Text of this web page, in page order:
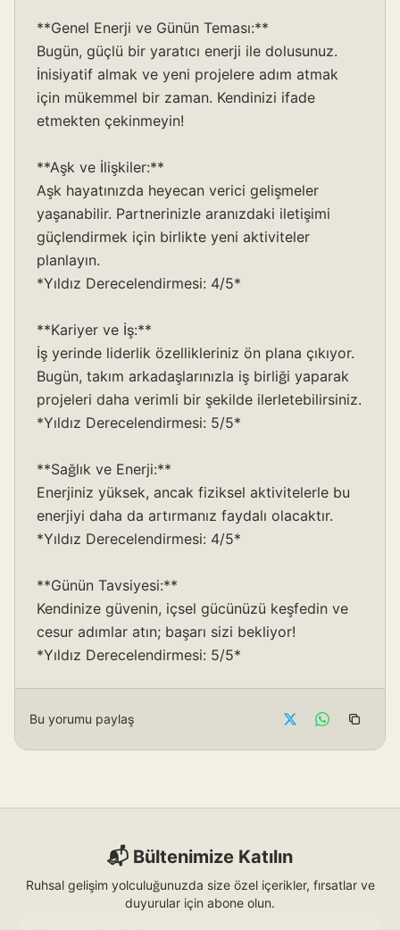
**Genel Enerji ve Günün Teması:**
Bugün, güçlü bir yaratıcı enerji ile dolusunuz.
İnisiyatif almak ve yeni projelere adım atmak
için mükemmel bir zaman. Kendinizi ifade
etmekten çekinmeyin!
**Aşk ve İlişkiler:**
Aşk hayatınızda heyecan verici gelişmeler
yaşanabilir. Partnerinizle aranızdaki iletişimi
güçlendirmek için birlikte yeni aktiviteler
planlayın.
*Yıldız Derecelendirmesi: 4/5*
**Kariyer ve İş:**
İş yerinde liderlik özellikleriniz ön plana çıkıyor.
Bugün, takım arkadaşlarınızla iş birliği yaparak
projeleri daha verimli bir şekilde ilerletebilirsiniz.
*Yıldız Derecelendirmesi: 5/5*
**Sağlık ve Enerji:**
Enerjiniz yüksek, ancak fiziksel aktivitelerle bu
enerjiyi daha da artırmanız faydalı olacaktır.
*Yıldız Derecelendirmesi: 4/5*
**Günün Tavsiyesi:**
Kendinize güvenin, içsel gücünüzü keşfedin ve
cesur adımlar atın; başarı sizi bekliyor!
*Yıldız Derecelendirmesi: 5/5*
Bu yorumu paylaş
📬 Bültenimize Katılın
Ruhsal gelişim yolculuğunuzda size özel içerikler, fırsatlar ve
duyurular için abone olun.